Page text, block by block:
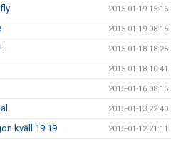
2015-01-19 15:16
2015-01-19 08:15
2015-01-18 18:25
2015-01-18 10:41
2015-01-16 08:15
2015-01-13 22:40
kväll 19.19 2015-01-12 21:11